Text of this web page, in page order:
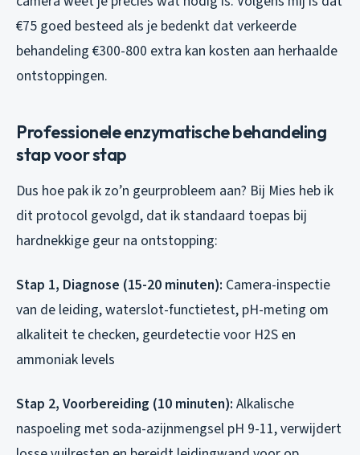
€75 goed besteed als je bedenkt dat verkeerde
behandeling €300-800 extra kan kosten aan herhaalde
ontstoppingen.
Professionele enzymatische behandeling
stap voor stap
Dus hoe pak ik zo’n geurprobleem aan? Bij Mies heb ik
dit protocol gevolgd, dat ik standaard toepas bij
hardnekkige geur na ontstopping:
Stap 1, Diagnose (15-20 minuten): Camera-inspectie
van de leiding, waterslot-functietest, pH-meting om
alkaliteit te checken, geurdetectie voor H2S en
ammoniak levels
Stap 2, Voorbereiding (10 minuten): Alkalische
naspoeling met soda-azijnmengsel pH 9-11, verwijdert